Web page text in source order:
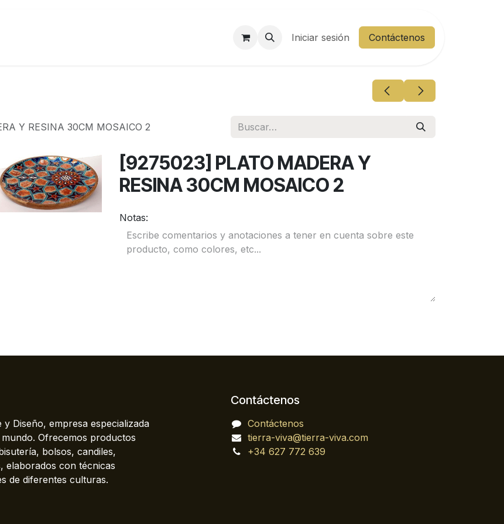
Preguntas Frecuentes Área Cliente
Iniciar sesión Contáctenos
Y RESINA 30CM MOSAICO 2
[9275023] PLATO MADERA Y
RESINA 30CM MOSAICO 2
Notas:
Diseño, empresa especializada
Ofrecemos productos
bolsos, candiles,
elaborados con técnicas
de diferentes culturas.
Contáctenos
Contáctenos
tierra-viva@tierra-viva.com
+34 627 772 639